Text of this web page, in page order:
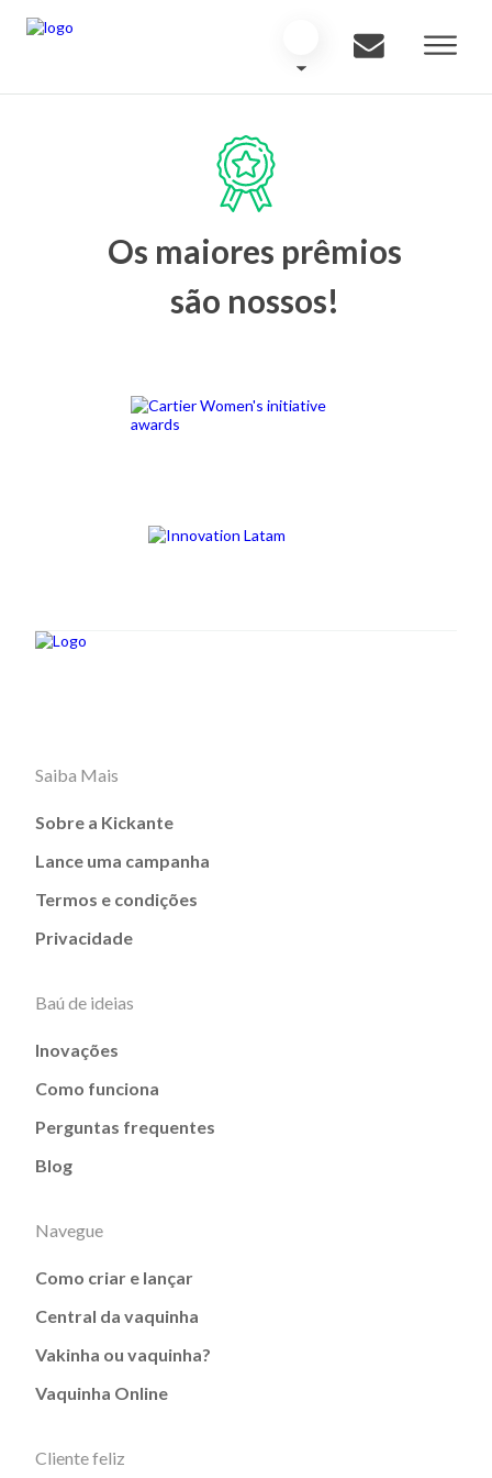
Os maiores prêmios
são nossos!
Saiba Mais
Sobre a Kickante
Lance uma campanha
Termos e condições
Privacidade
Baú de ideias
Inovações
Como funciona
Perguntas frequentes
Blog
Navegue
Como criar e lançar
Central da vaquinha
Vakinha ou vaquinha?
Vaquinha Online
Cliente feliz